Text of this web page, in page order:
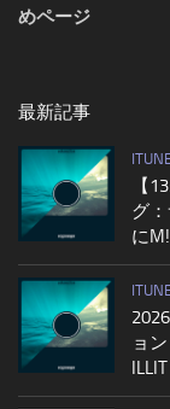
めページ
最新記事
【
グ
に
ョ
ILLIT